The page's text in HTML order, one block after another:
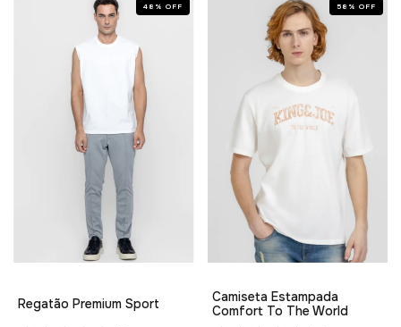
48 % OFF
Regatão Premium Sport
58 % OFF
Camiseta Estampada
Comfort To The World